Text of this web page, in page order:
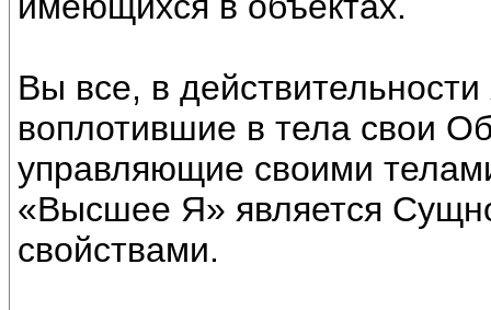
Вы все, в
воплотившие в тела свои
управляющие своими
«Высшее Я» является
свойствами.